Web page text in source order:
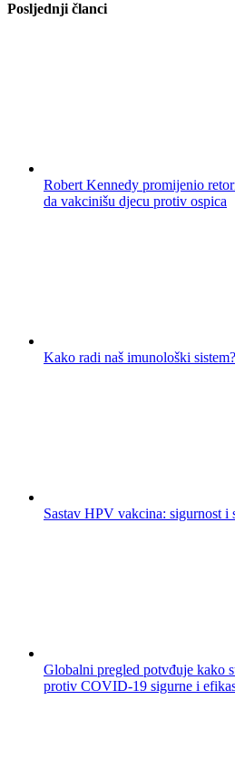
Posljednji članci
Robert Kennedy promijenio
da vakcinišu djecu protiv ospica
Kako radi naš imunološki sistem?
Sastav HPV vakcina: sigurnost i
Globalni pregled potvđuje kako
protiv COVID-19 sigurne i